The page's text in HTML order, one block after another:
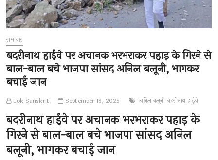
समाचार
बदरीनाथ हाईवे पर अचानक भरभराकर पहाड़ के गिरने से
बाल-बाल बचे भाजपा सांसद अनिल बलूनी, भागकर
बचाई जान
Lok Sanskriti September 18, 2025 अनिल बलूनी बदरीनाथ हाईवे
बदरीनाथ हाईवे पर अचानक भरभराकर पहाड़ के
गिरने से बाल-बाल बचे भाजपा सांसद अनिल
बलूनी, भागकर बचाई जान